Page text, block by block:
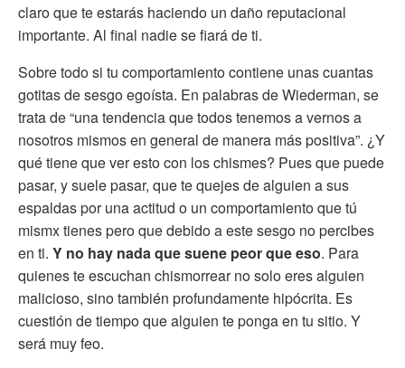
claro que te estarás haciendo un daño reputacional
importante. Al final nadie se fiará de ti.
Sobre todo si tu comportamiento contiene unas cuantas
gotitas de sesgo egoísta. En palabras de Wiederman, se
trata de “una tendencia que todos tenemos a vernos a
nosotros mismos en general de manera más positiva”. ¿Y
qué tiene que ver esto con los chismes? Pues que puede
pasar, y suele pasar, que te quejes de alguien a sus
espaldas por una actitud o un comportamiento que tú
mismx tienes pero que debido a este sesgo no percibes
en ti. Y no hay nada que suene peor que eso. Para
quienes te escuchan chismorrear no solo eres alguien
malicioso, sino también profundamente hipócrita. Es
cuestión de tiempo que alguien te ponga en tu sitio. Y
será muy feo.